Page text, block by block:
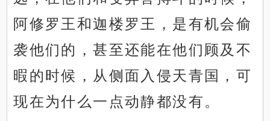
阿修罗王和迦楼罗王，是有机会偷
袭他们的，甚至还能在他们顾及不
暇的时候，从侧面入侵天青国，可
现在为什么一点动静都没有。